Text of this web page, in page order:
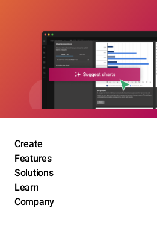
Create
Features
Solutions
Learn
Company